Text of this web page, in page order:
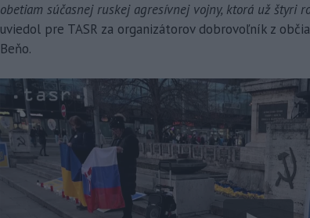
obetiam súčasnej ruskej agresívnej vojny, ktorá už štyri
uviedol pre TASR za organizátorov dobrovoľník z
Beňo.